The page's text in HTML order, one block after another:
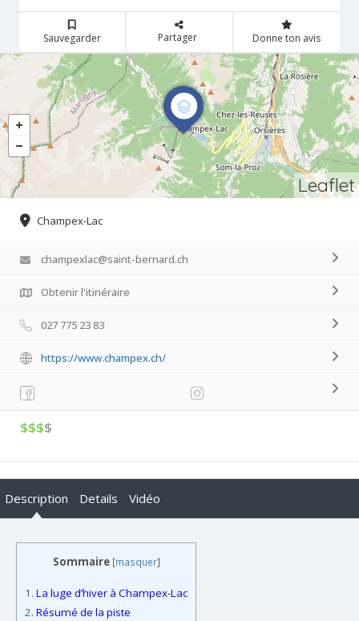
Sauvegarder Partager Donne ton avis
Leaflet
Champex-Lac
champexlac@saint-bernard.ch
Obtenir l'itinéraire
027 775 23 83
https://www.champex.ch/
$$$$
Description Details Vidéo
Sommaire [masquer]
1. La luge d’hiver à Champex-Lac
2. Résumé de la piste